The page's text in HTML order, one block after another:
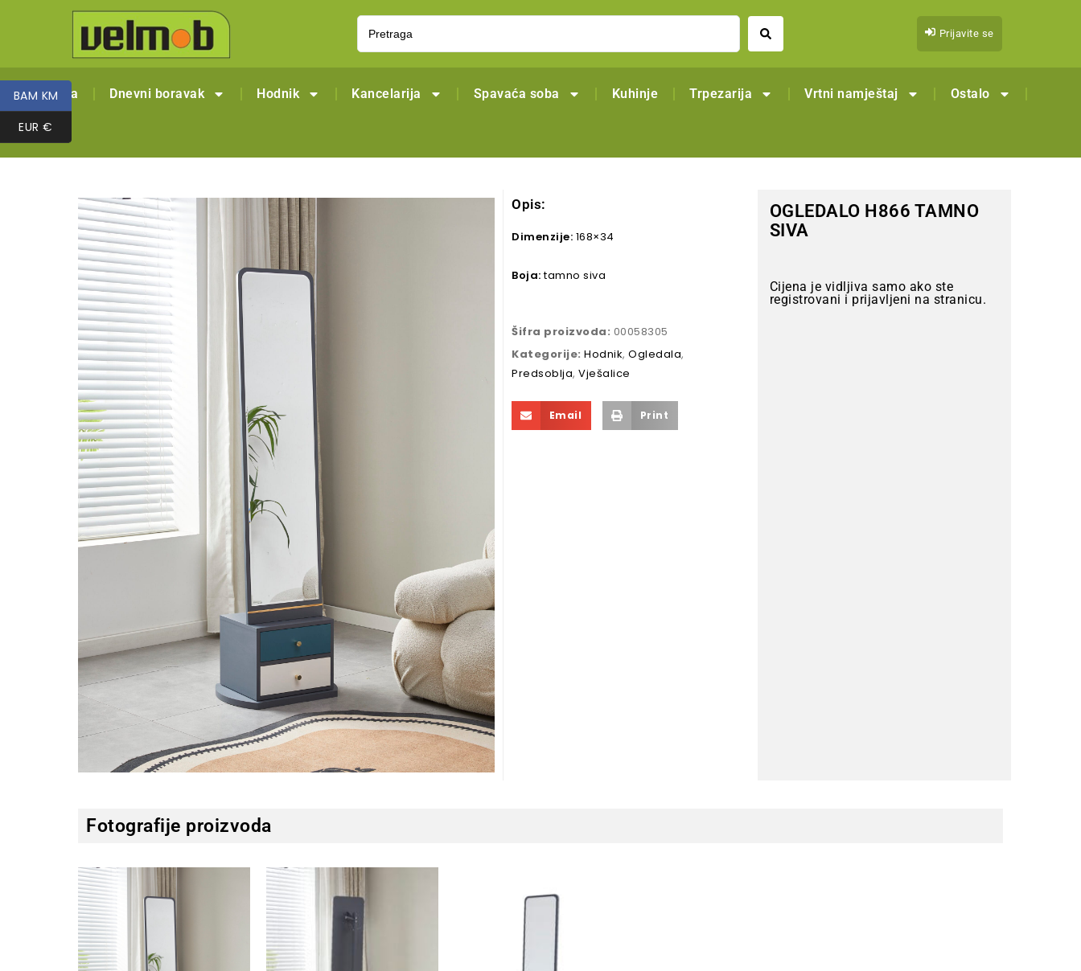
Prijavite se
Naslovna Dnevni boravak Hodnik Kancelarija Spavaća soba Kuhinje Trpezarija Vrtni namještaj Ostalo
Outlet
Opis:
Dimenzije: 168×34
Boja:tamno siva
Šifra proizvoda: 00058305
Kategorije: Hodnik,Ogledala,
Predsoblja,Vješalice
Email Print
OGLEDALO H866 TAMNO
SIVA
Cijena je vidljiva samo ako ste
registrovani i prijavljeni na stranicu.
Fotografije proizvoda
BAM KM
EUR €
BAM KM
EUR €